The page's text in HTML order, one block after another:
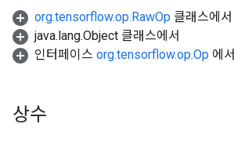
org.tensorflow.op.RawOp 클래스에서
java.lang.Object 클래스에서
인터페이스 org.tensorflow.op.Op 에서
상수